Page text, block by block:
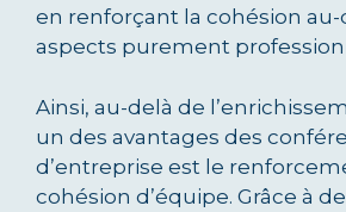
en renforçant la cohésion au-
aspects purement
Ainsi, au-delà de
un des avantages des
d’entreprise est le
cohésion d’équipe. Grâce à